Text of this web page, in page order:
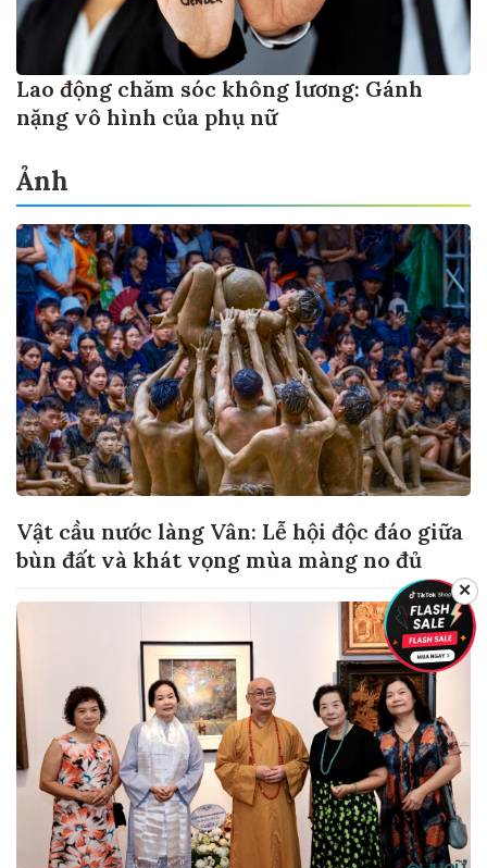
Lao động chăm sóc không lương: Gánh
nặng vô hình của phụ nữ
Ảnh
Vật cầu nước làng Vân: Lễ hội độc đáo giữa
bùn đất và khát vọng mùa màng no đủ
✕